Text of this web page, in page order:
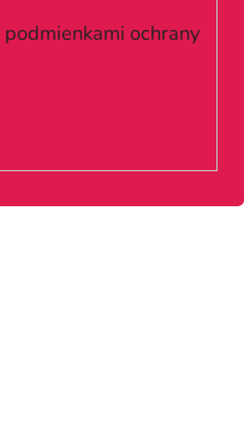
podmienkami ochrany